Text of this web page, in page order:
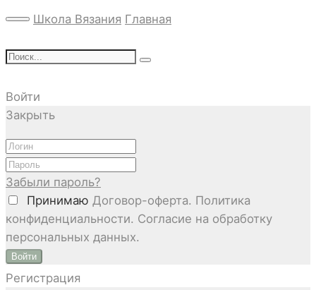
Школа Вязания Главная
Войти
Закрыть
Забыли пароль?
Принимаю Договор-оферта. Политика
конфиденциальности. Согласие на обработку
персональных данных.
Войти
Регистрация